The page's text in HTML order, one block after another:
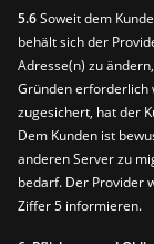
5.6Soweit dem
behält sich der
Adresse(n) zu
Gründen erforderlich
zugesichert, hat der
Dem Kunden ist
anderen Server zu
bedarf. Der Provider
Ziffer 5 informieren.